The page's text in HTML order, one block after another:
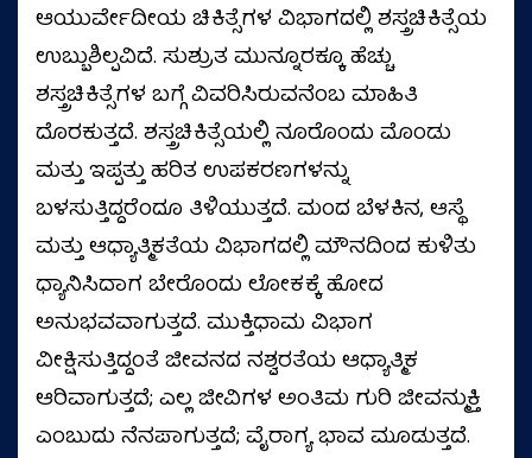
ಆಯುರ್ವೇದೀಯ ಚಿಕಿತ್ಸೆಗಳ ವಿಭಾಗದಲ್ಲಿ ಶಸ್ತ್ರಚಿಕಿತ್ಸೆಯ
ಉಬ್ಬುಶಿಲ್ಪವಿದೆ. ಸುಶ್ರುತ ಮುನ್ನೂರಕ್ಕೂ ಹೆಚ್ಚು
ಶಸ್ತ್ರಚಿಕಿತ್ಸೆಗಳ ಬಗ್ಗೆ ವಿವರಿಸಿರುವನೆಂಬ ಮಾಹಿತಿ
ದೊರಕುತ್ತದೆ. ಶಸ್ತ್ರಚಿಕಿತ್ಸೆಯಲ್ಲಿ ನೂರೊಂದು ಮೊಂಡು
ಮತ್ತು ಇಪ್ಪತ್ತು ಹರಿತ ಉಪಕರಣಗಳನ್ನು
ಬಳಸುತ್ತಿದ್ದರೆಂದೂ ತಿಳಿಯುತ್ತದೆ. ಮಂದ ಬೆಳಕಿನ, ಆಸ್ಥೆ
ಮತ್ತು ಆಧ್ಯಾತ್ಮಿಕತೆಯ ವಿಭಾಗದಲ್ಲಿ ಮೌನದಿಂದ ಕುಳಿತು
ಧ್ಯಾನಿಸಿದಾಗ ಬೇರೊಂದು ಲೋಕಕ್ಕೆ ಹೋದ
ಅನುಭವವಾಗುತ್ತದೆ. ಮುಕ್ತಿಧಾಮ ವಿಭಾಗ
ವೀಕ್ಷಿಸುತ್ತಿದ್ದಂತೆ ಜೀವನದ ನಶ್ವರತೆಯ ಆಧ್ಯಾತ್ಮಿಕ
ಆರಿವಾಗುತ್ತದೆ; ಎಲ್ಲ ಜೀವಿಗಳ ಅಂತಿಮ ಗುರಿ ಜೀವನ್ಮುಕ್ತಿ
ಎಂಬುದು ನೆನಪಾಗುತ್ತದೆ; ವೈರಾಗ್ಯ ಭಾವ ಮೂಡುತ್ತದೆ.